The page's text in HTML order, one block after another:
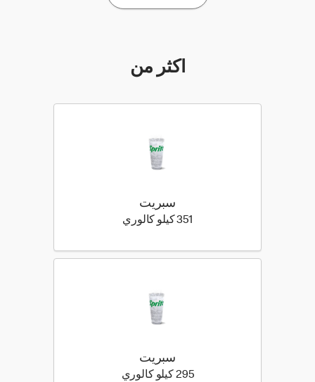
أكثر من
سبريت
351 كيلو كالوري 351 كيلو سعرة حرارية
سبريت
295 كيلو كالوري